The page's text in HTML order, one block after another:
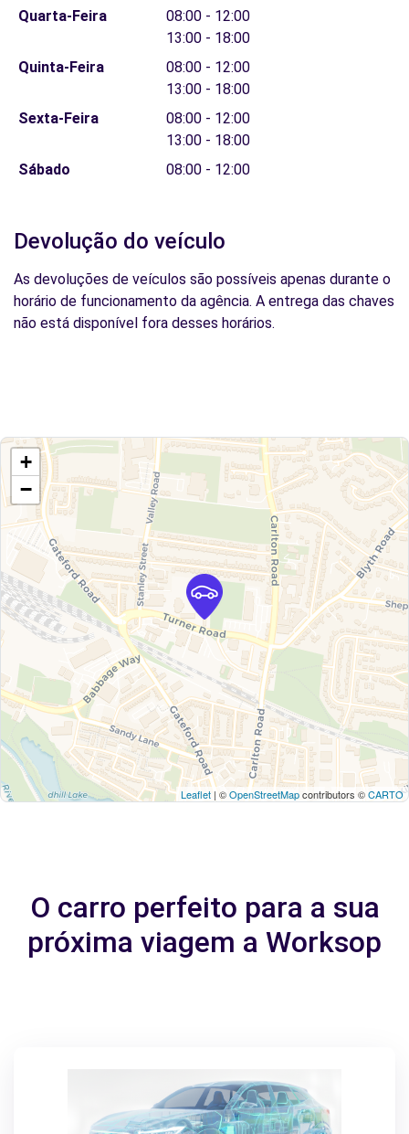
Quarta-Feira
08:00 - 12:00
13:00 - 18:00
Quinta-Feira
08:00 - 12:00
13:00 - 18:00
Sexta-Feira
08:00 - 12:00
13:00 - 18:00
Sábado
08:00 - 12:00
Devolução do veículo
As devoluções de veículos são possíveis apenas durante o
horário de funcionamento da agência. A entrega das chaves
não está disponível fora desses horários.
+
−
Leaflet | ©OpenStreetMapcontributors ©CARTO
O carro perfeito para a sua
próxima viagem a Worksop